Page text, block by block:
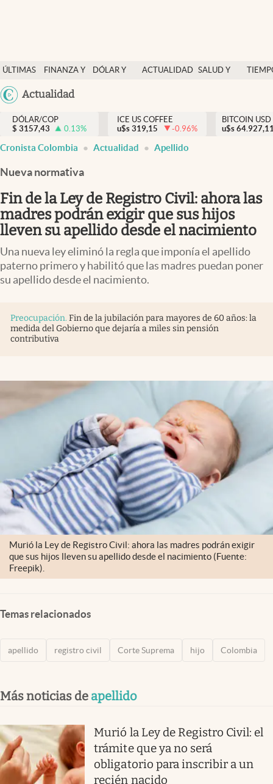
ÚLTIMAS
NOTICIAS
FINANZA Y
DÓLAR Y
ACTUALIDAD SALUD Y
México
Actualidad
Salud y nutrición
Vida espiritual
Actualidad
Colombia
DÓLAR/COP
$ 3157,43 0.13%
ICE US COFFEE
u$s 319,15 -0.96%
BITCOIN USD
u$s
Cronista Colombia Actualidad Apellido
Nueva normativa
Fin de la Ley de Registro Civil: ahora las
madres podrán exigir que sus hijos
lleven su apellido desde el nacimiento
Una nueva ley eliminó la regla que imponía el apellido
paterno primero y habilitó que las madres puedan poner
su apellido desde el nacimiento.
Preocupación. Fin de la jubilación para mayores de 60 años: la
medida del Gobierno que dejaría a miles sin pensión
contributiva
Murió la Ley de Registro Civil: ahora las madres podrán exigir
que sus hijos lleven su apellido desde el nacimiento (Fuente:
Freepik).
Temas relacionados
apellido registro civil Corte Suprema hijo Colombia
Más noticias de apellido
Murió la Ley de Registro Civil: el
trámite que ya no será
obligatorio para inscribir a un
recién nacido